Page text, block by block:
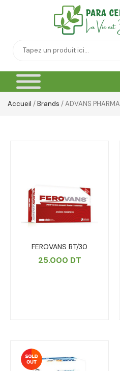
Accueil /Brands / ADVANS PHARMA
FEROVANS BT/30
25.000 DT